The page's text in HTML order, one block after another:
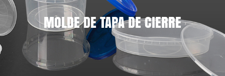
MOLDE DE TAPA DE CIERRE